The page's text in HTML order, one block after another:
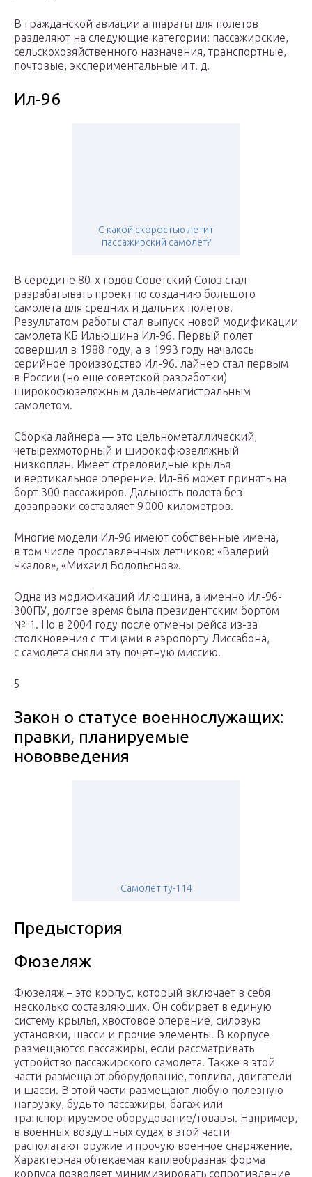
В гражданской авиации аппараты для полетов
разделяют на следующие категории: пассажирские,
сельскохозяйственного назначения, транспортные,
почтовые, экспериментальные и т. д.
Ил-96
С какой скоростью летит
пассажирский самолёт?
В середине 80-х годов Советский Союз стал
разрабатывать проект по созданию большого
самолета для средних и дальних полетов.
Результатом работы стал выпуск новой модификации
самолета КБ Ильюшина Ил-96. Первый полет
совершил в 1988 году, а в 1993 году началось
серийное производство Ил-96. лайнер стал первым
в России (но еще советской разработки)
широкофюзеляжным дальнемагистральным
самолетом.
Сборка лайнера — это цельнометаллический,
четырехмоторный и широкофюзеляжный
низкоплан. Имеет стреловидные крылья
и вертикальное оперение. Ил-86 может принять на
борт 300 пассажиров. Дальность полета без
дозаправки составляет 9 000 километров.
Многие модели Ил-96 имеют собственные имена,
в том числе прославленных летчиков: «Валерий
Чкалов», «Михаил Водопьянов».
Одна из модификаций Илюшина, а именно Ил-96-
300ПУ, долгое время была президентским бортом
№ 1. Но в 2004 году после отмены рейса из-за
столкновения с птицами в аэропорту Лиссабона,
с самолета сняли эту почетную миссию.
5
Закон о статусе военнослужащих:
правки, планируемые
нововведения
Самолет ту-114
Предыстория
Фюзеляж
Фюзеляж – это корпус, который включает в себя
несколько составляющих. Он собирает в единую
систему крылья, хвостовое оперение, силовую
установки, шасси и прочие элементы. В корпусе
размещаются пассажиры, если рассматривать
устройство пассажирского самолета. Также в этой
части размещают оборудование, топлива, двигатели
и шасси. В этой части размещают любую полезную
нагрузку, будь то пассажиры, багаж или
транспортируемое оборудование/товары. Например,
в военных воздушных судах в этой части
располагают оружие и прочую военное снаряжение.
Характерная обтекаемая каплеобразная форма
корпуса позволяет минимизировать сопротивление